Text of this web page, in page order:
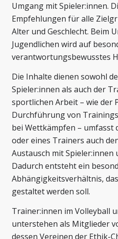
Umgang mit Spieler:innen.
Empfehlungen für alle
Alter und Geschlecht. Beim
Jugendlichen wird auf
verantwortungsbewusstes
Die Inhalte dienen sowohl
Spieler:innen als auch der
sportlichen Arbeit – wie der
Durchführung von
bei Wettkämpfen – umfasst
oder eines Trainers auch
Austausch mit
Dadurch entsteht ein
Abhängigkeitsverhältnis,
gestaltet werden soll.
Trainer:innen im Volleyball
unterstehen als Mitglieder
dessen Vereinen der Ethik-